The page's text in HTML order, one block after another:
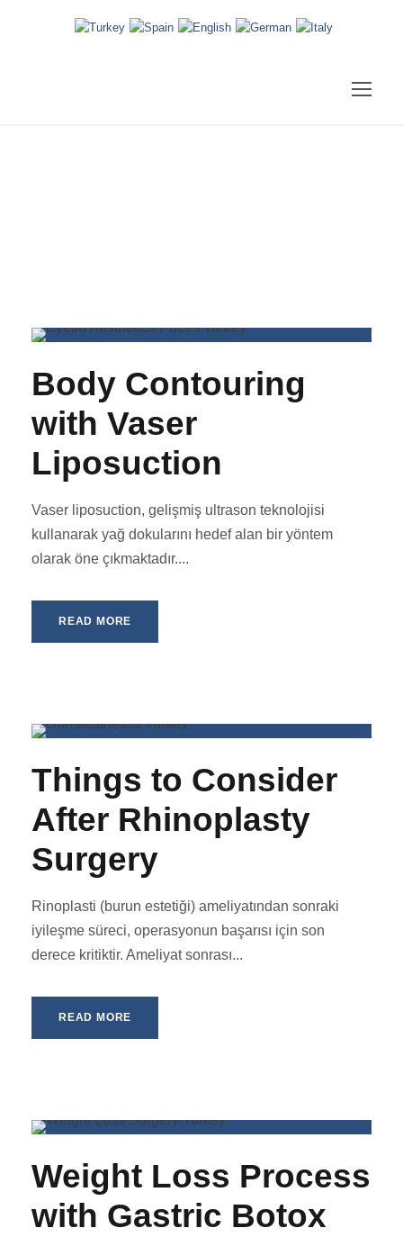
Body Contouring
with Vaser
Liposuction
Vaser liposuction, gelişmiş ultrason teknolojisi
kullanarak yağ dokularını hedef alan bir yöntem
olarak öne çıkmaktadır....
READ MORE
Things to Consider
After Rhinoplasty
Surgery
Rinoplasti (burun estetiği) ameliyatından sonraki
iyileşme süreci, operasyonun başarısı için son
derece kritiktir. Ameliyat sonrası...
READ MORE
Weight Loss Process
with Gastric Botox